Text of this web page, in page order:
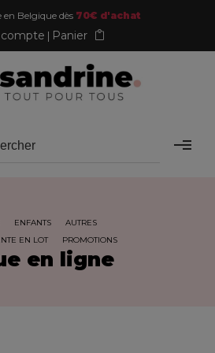
Belgique dès 70€ d'achat
Panier
ENFANTS
AUTRES
EN LOT PROMOTIONS
en ligne